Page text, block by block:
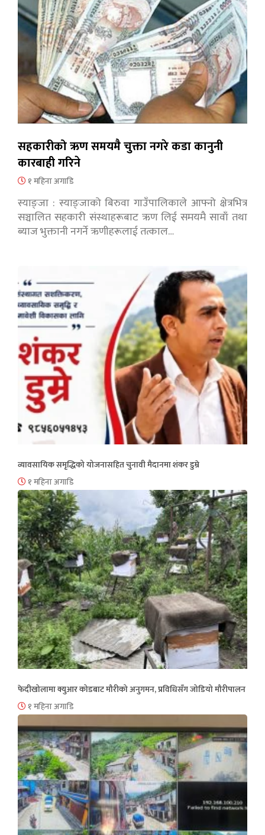
सहकारीको ऋण समयमै चुक्ता नगरे कडा कानुनी
कारबाही गरिने
१ महिना अगाडि
स्याङ्जा : स्याङ्जाको बिरुवा गाउँपालिकाले आफ्नो क्षेत्रभित्र
सञ्चालित सहकारी संस्थाहरूबाट ऋण लिई समयमै सावाँ तथा
ब्याज भुक्तानी नगर्ने ऋणीहरूलाई तत्काल…
व्यावसायिक समृद्धिको योजनासहित चुनावी मैदानमा शंकर डुम्रे
१ महिना अगाडि
फेदीखोलामा क्युआर कोडबाट मौरीको अनुगमन, प्रविधिसँग जोडियो मौरीपालन
१ महिना अगाडि